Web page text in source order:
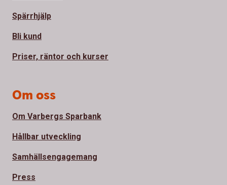
Spärrhjälp
Bli kund
Priser, räntor och kurser
Om oss
Om Varbergs Sparbank
Hållbar utveckling
Samhällsengagemang
Press